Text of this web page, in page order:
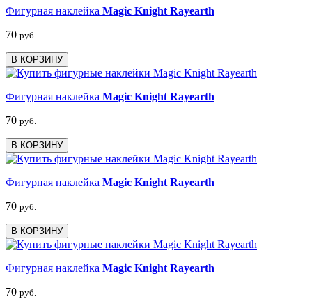
Фигурная наклейка Magic Knight Rayearth
70 руб.
В КОРЗИНУ
Фигурная наклейка Magic Knight Rayearth
70 руб.
В КОРЗИНУ
Фигурная наклейка Magic Knight Rayearth
70 руб.
В КОРЗИНУ
Фигурная наклейка Magic Knight Rayearth
70 руб.